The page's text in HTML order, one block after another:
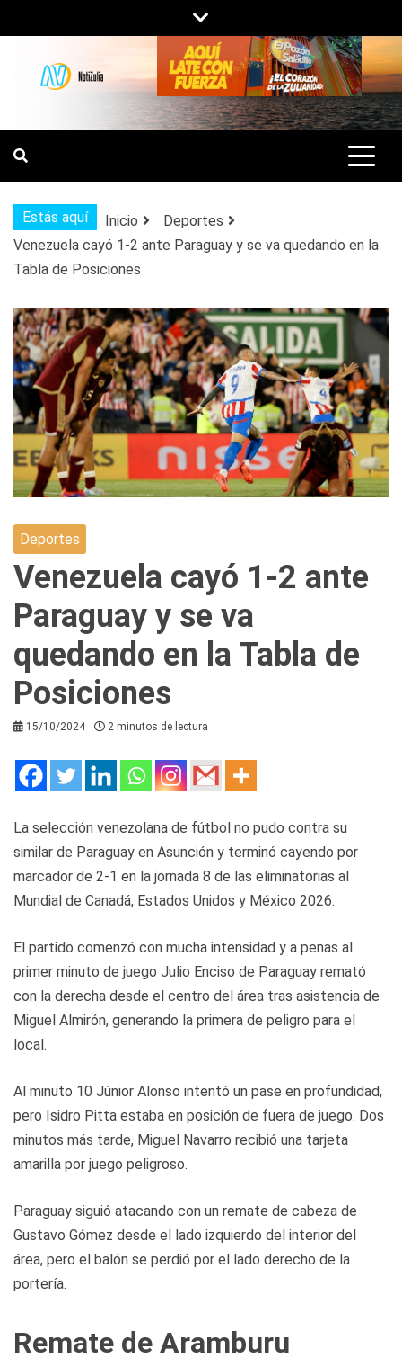
al
contenido
NOTIZULIA
NOTICIAS DEL ZULIA, VENEZUELA Y
DE INTERÉS GENERAL.
Estás aquí Inicio
Deportes
Venezuela cayó 1-2 ante Paraguay y se va quedando en la
Tabla de Posiciones
Deportes
Venezuela cayó 1-2 ante
Paraguay y se va
quedando en la Tabla de
Posiciones
15/10/2024 2 minutos de lectura
La selección venezolana de fútbol no pudo contra su
similar de Paraguay en Asunción y terminó cayendo por
marcador de 2-1 en la jornada 8 de las eliminatorias al
Mundial de Canadá, Estados Unidos y México 2026.
El partido comenzó con mucha intensidad y a penas al
primer minuto de juego Julio Enciso de Paraguay remató
con la derecha desde el centro del área tras asistencia de
Miguel Almirón, generando la primera de peligro para el
local.
Al minuto 10 Júnior Alonso intentó un pase en profundidad,
pero Isidro Pitta estaba en posición de fuera de juego. Dos
minutos más tarde, Miguel Navarro recibió una tarjeta
amarilla por juego peligroso.
Paraguay siguió atacando con un remate de cabeza de
Gustavo Gómez desde el lado izquierdo del interior del
área, pero el balón se perdió por el lado derecho de la
portería.
Remate de Aramburu